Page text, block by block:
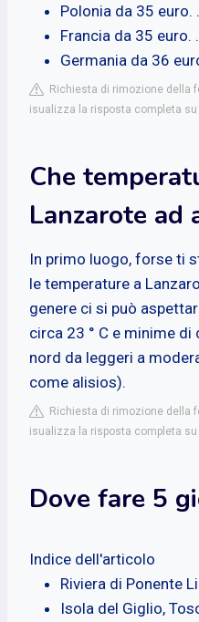
Polonia da 35 euro.
Francia da 35 euro.
Germania da 36
Richiesta di rimozione della
isualizza la risposta completa
Che
Lanzarote ad
In primo luogo, forse ti
le temperature a
genere ci si può
circa 23 ° C e minime di
nord da leggeri a
come alisios).
Richiesta di rimozione della
isualizza la risposta completa
Dove fare 5
Indice dell'articolo
Riviera di Ponente
Isola del Giglio,